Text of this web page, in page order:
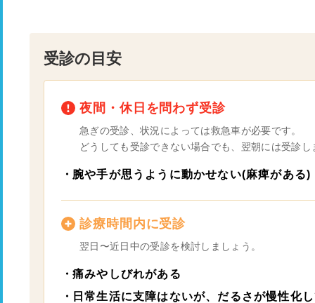
受診の目安
夜間・休日を問わず受診
急ぎの受診、状況によっては救急車が必要です。
どうしても受診できない場合でも、翌朝には受診し
腕や手が思うように動かせない(麻痺がある)
診療時間内に受診
翌日〜近日中の受診を検討しましょう。
痛みやしびれがある
日常生活に支障はないが、だるさが慢性化